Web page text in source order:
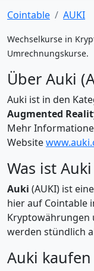
Cointable AUKI
Wechselkurse in
Umrechnungskurse.
Über Auki
Auki ist in den
Augmented
Mehr
Website
Was ist
Auki (AUKI) ist
hier auf Cointable
Kryptowährungen
werden stündlich
Auki